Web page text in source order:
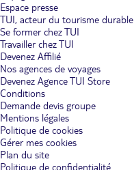
Espace presse
TUI, acteur du tourisme durable
Se former chez TUI
Travailler chez TUI
Devenez Affilié
Nos agences de voyages
Devenez Agence TUI Store
Conditions
Demande devis groupe
Mentions légales
Politique de cookies
Gérer mes cookies
Plan du site
Politique de confidentialité